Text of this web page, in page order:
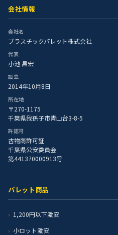
会社情報
会社名
プラスチックパレット株式会社
代表
小池 昌宏
設立
2014年10月8日
所在地
〒270-1175
千葉県我孫子市青山台3-8-5
許認可
古物商許可証
千葉県公安委員会
第441370000913号
パレット商品
1,200円以下激安
小ロット激安